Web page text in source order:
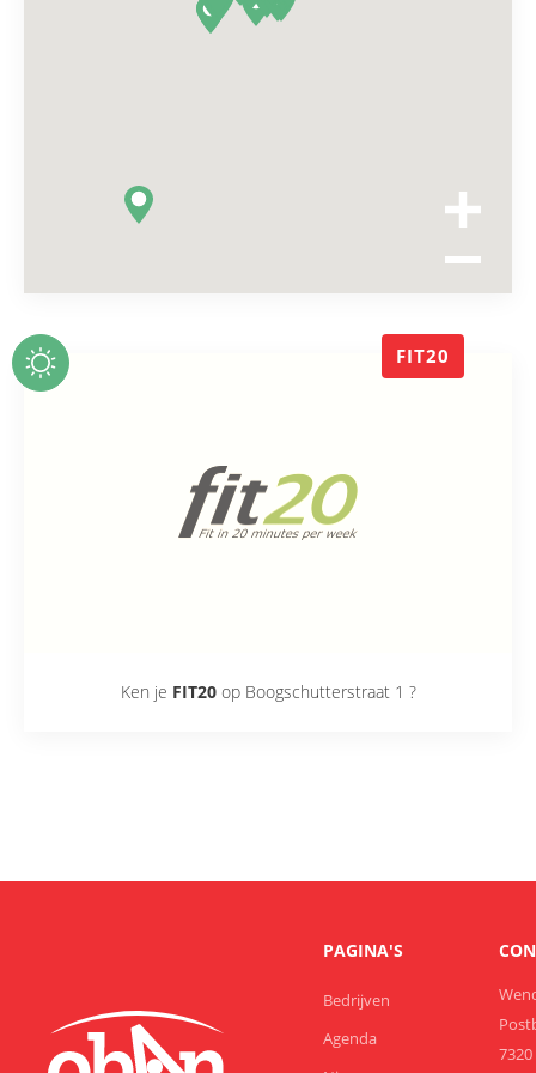
FIT20
Ken je FIT20 op Boogschutterstraat 1 ?
PAGINA'S
Bedrijven
Agenda